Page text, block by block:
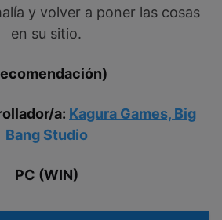
y volver a poner las cosas
en su sitio.
a: Kagura Games, Big
Bang Studio
PC (WIN)